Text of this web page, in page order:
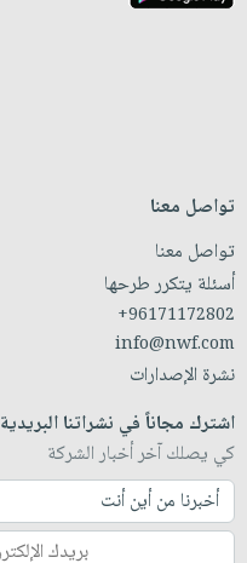
تواصل معنا
تواصل معنا
أسئلة يتكرر طرحها
+96171172802
info@nwf.com
نشرة الإصدارات
اشترك مجاناً في نشراتنا البريدية
كي يصلك آخر أخبار الشركة